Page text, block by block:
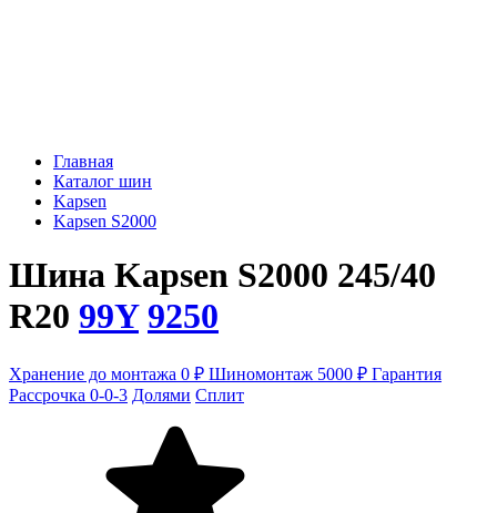
Главная
Каталог шин
Kapsen
Kapsen S2000
Шина Kapsen S2000 245/40
R20 99Y 9250
Хранение до монтажа 0 ₽ Шиномонтаж 5000 ₽ Гарантия
Рассрочка 0-0-3 Долями Сплит